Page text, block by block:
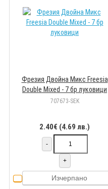
Фрезия Двойна Микс Freesia
Double Mixed - 7 бр луковици
707673-SEK
2.40€ (4.69 лв.)
-
+
Изчерпано